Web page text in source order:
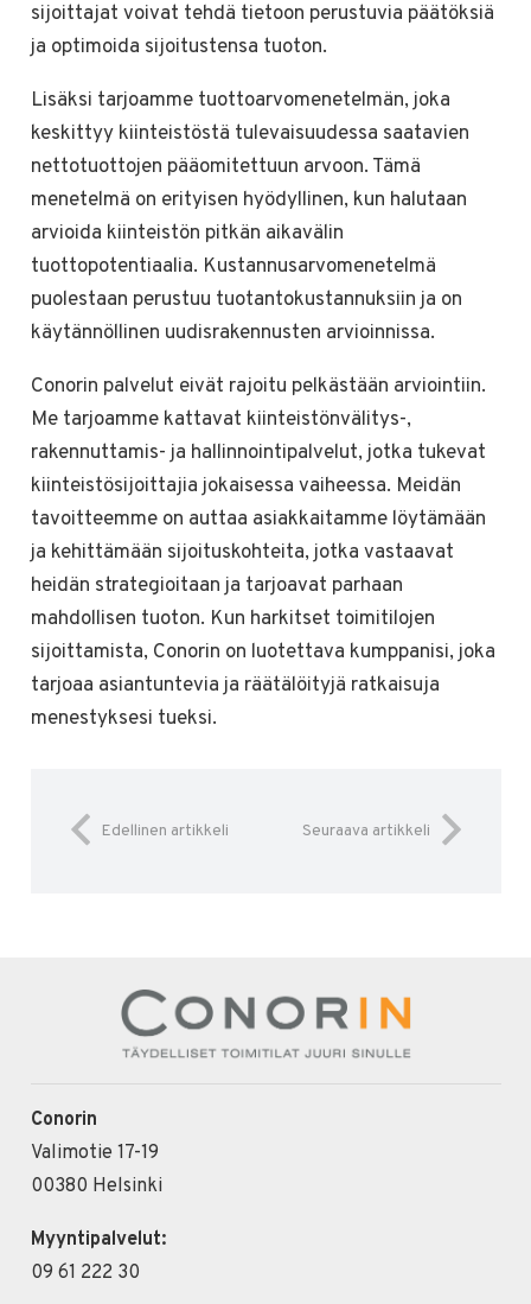
sijoittajat voivat tehdä tietoon perustuvia päätöksiä
ja optimoida sijoitustensa tuoton.
Lisäksi tarjoamme tuottoarvomenetelmän, joka
keskittyy kiinteistöstä tulevaisuudessa saatavien
nettotuottojen pääomitettuun arvoon. Tämä
menetelmä on erityisen hyödyllinen, kun halutaan
arvioida kiinteistön pitkän aikavälin
tuottopotentiaalia. Kustannusarvomenetelmä
puolestaan perustuu tuotantokustannuksiin ja on
käytännöllinen uudisrakennusten arvioinnissa.
Conorin palvelut eivät rajoitu pelkästään arviointiin.
Me tarjoamme kattavat kiinteistönvälitys-,
rakennuttamis- ja hallinnointipalvelut, jotka tukevat
kiinteistösijoittajia jokaisessa vaiheessa. Meidän
tavoitteemme on auttaa asiakkaitamme löytämään
ja kehittämään sijoituskohteita, jotka vastaavat
heidän strategioitaan ja tarjoavat parhaan
mahdollisen tuoton. Kun harkitset toimitilojen
sijoittamista, Conorin on luotettava kumppanisi, joka
tarjoaa asiantuntevia ja räätälöityjä ratkaisuja
menestyksesi tueksi.
Edellinen artikkeli Seuraava artikkeli
Conorin
Valimotie 17-19
00380 Helsinki
Myyntipalvelut:
09 61 222 30